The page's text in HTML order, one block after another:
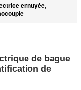
ennuyée,
de bague
de